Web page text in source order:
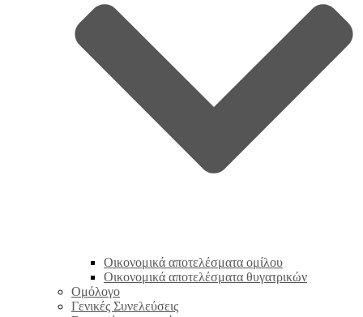
Οικονομικά αποτελέσματα ομίλου
Οικονομικά αποτελέσματα θυγατρικών
Ομόλογο
Γενικές Συνελεύσεις